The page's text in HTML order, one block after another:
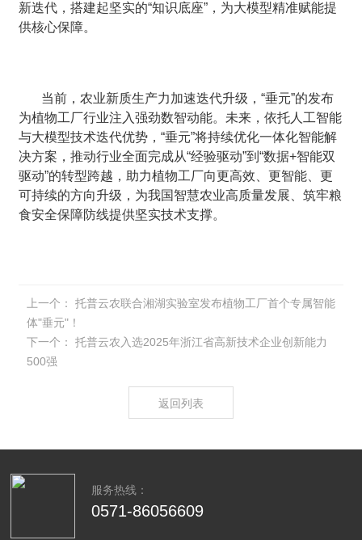
新迭代，搭建起坚实的“知识底座”，为大模型精准赋能提
供核心保障。
当前，农业新质生产力加速迭代升级，“垂元”的发布
为植物工厂行业注入强劲数智动能。未来，依托人工智能
与大模型技术迭代优势，“垂元”将持续优化一体化智能解
决方案，推动行业全面完成从“经验驱动”到“数据+智能双
驱动”的转型跨越，助力植物工厂向更高效、更智能、更
可持续的方向升级，为我国智慧农业高质量发展、筑牢粮
食安全保障防线提供坚实技术支撑。
上一个：
托普云农联合湘湖实验室发布植物工厂首个专属智能
体"垂元"！
下一个：
托普云农入选2025年浙江省高新技术企业创新能力
500强
返回列表
服务热线：
0571-86056609